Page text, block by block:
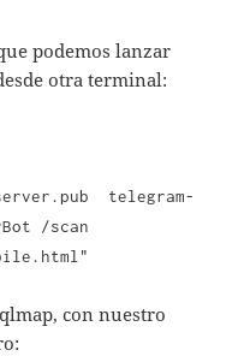
podemos lanzar
otra terminal:
telegram-
/scan
con nuestro